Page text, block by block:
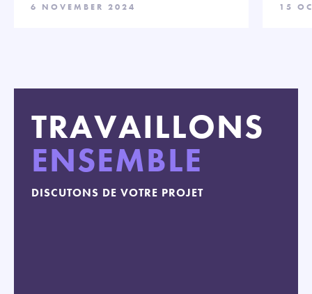
6 NOVEMBER 2024 15
TRAVAILLONS
ENSEMBLE
DISCUTONS DE VOTRE PROJET